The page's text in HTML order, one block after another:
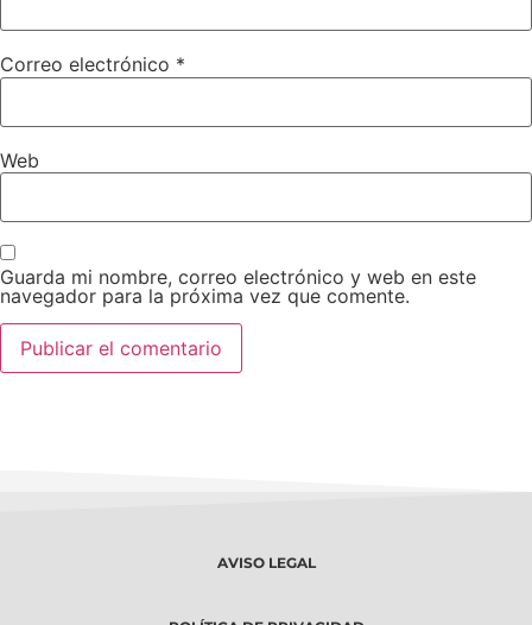
Correo electrónico *
Web
Guarda mi nombre, correo electrónico y web en este
navegador para la próxima vez que comente.
AVISO LEGAL